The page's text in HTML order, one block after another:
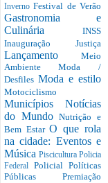
InvernoFestival de Verão
Gastronomia e
Culinária INSS
Inauguração Justiça
Lançamento Meio
AmbienteModa /
Desfiles Moda e estilo
Motociclismo
Municípios Notícias
do MundoNutrição e
Bem EstarO que rola
na cidade: Eventos e
Música Piscicultura Policia
Federal Policial Políticas
Públicas Premiação